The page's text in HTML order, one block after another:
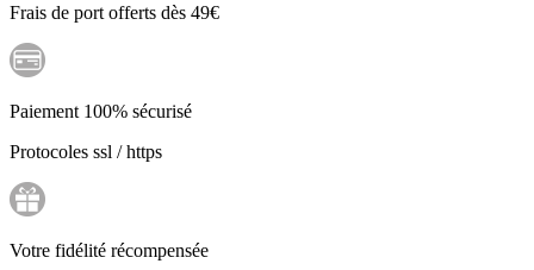
Frais de port offerts dès 49€
Paiement 100% sécurisé
Protocoles ssl / https
Votre fidélité récompensée